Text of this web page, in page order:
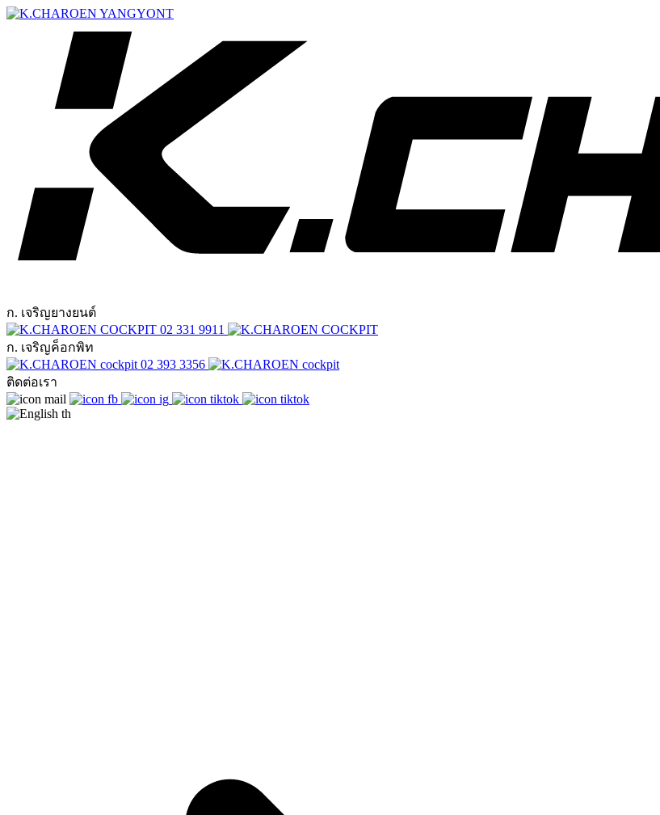
ก. เจริญยางยนต์
02 331 9911
ก. เจริญค็อกพิท
02 393 3356
ติดต่อเรา
th